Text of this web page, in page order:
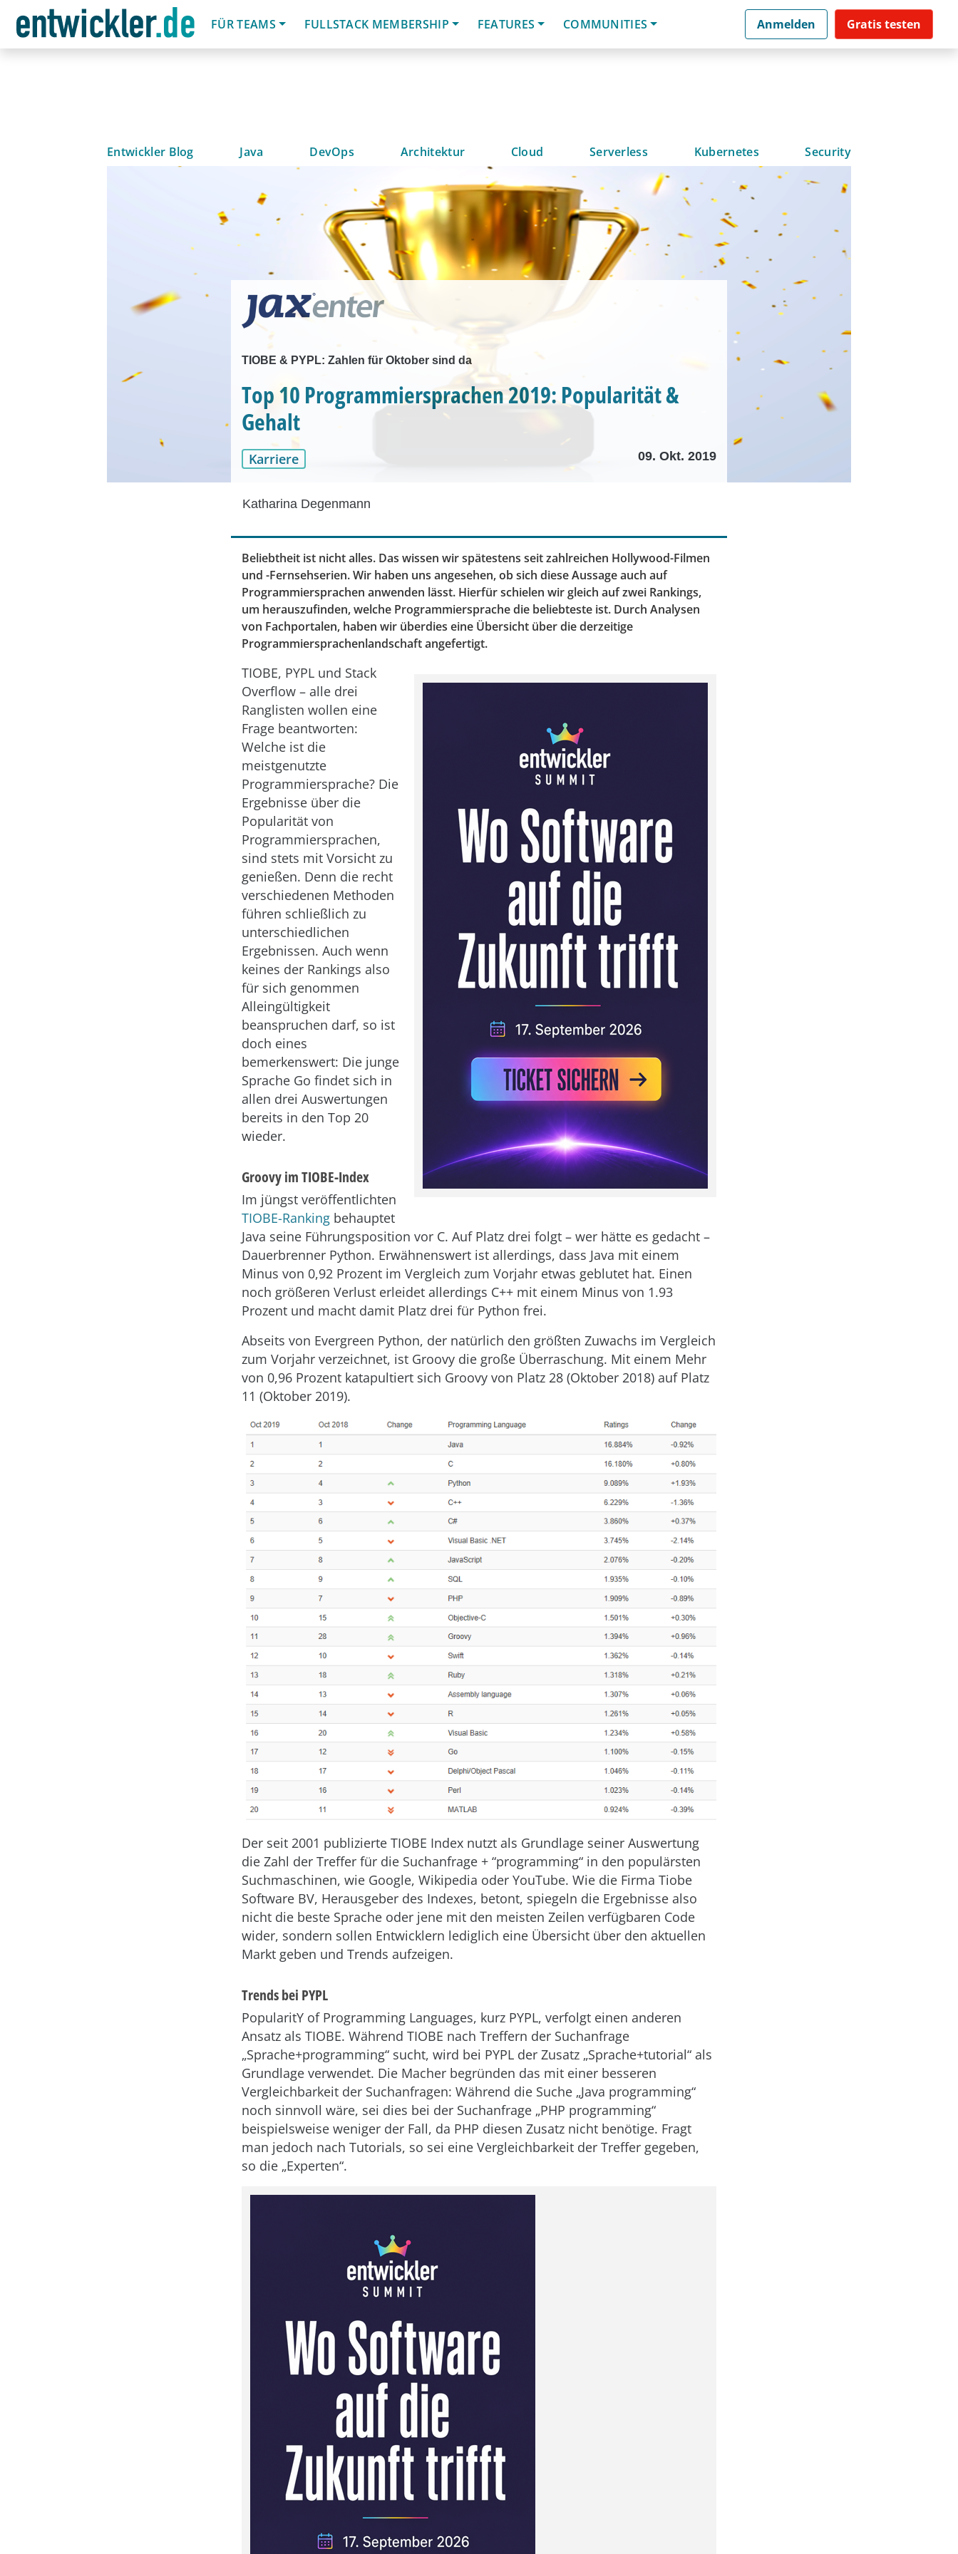
FÜR TEAMS
FULLSTACK MEMBERSHIP FEATURES COMMUNITIES Anmelden Gratis testen
Entwickler Blog Java DevOps Architektur Cloud Serverless Kubernetes Security
TIOBE & PYPL: Zahlen für Oktober sind da
Top 10 Programmiersprachen 2019: Popularität &
Gehalt
Karriere 09. Okt. 2019
Katharina Degenmann
Beliebtheit ist nicht alles. Das wissen wir spätestens seit zahlreichen Hollywood-Filmen
und -Fernsehserien. Wir haben uns angesehen, ob sich diese Aussage auch auf
Programmiersprachen anwenden lässt. Hierfür schielen wir gleich auf zwei Rankings,
um herauszufinden, welche Programmiersprache die beliebteste ist. Durch Analysen
von Fachportalen, haben wir überdies eine Übersicht über die derzeitige
Programmiersprachenlandschaft angefertigt.
TIOBE, PYPL und Stack
Overflow – alle drei
Ranglisten wollen eine
Frage beantworten:
Welche ist die
meistgenutzte
Programmiersprache? Die
Ergebnisse über die
Popularität von
Programmiersprachen,
sind stets mit Vorsicht zu
genießen. Denn die recht
verschiedenen Methoden
führen schließlich zu
unterschiedlichen
Ergebnissen. Auch wenn
keines der Rankings also
für sich genommen
Alleingültigkeit
beanspruchen darf, so ist
doch eines
bemerkenswert: Die junge
Sprache Go findet sich in
allen drei Auswertungen
bereits in den Top 20
wieder.
Groovy im TIOBE-Index
Im jüngst veröffentlichten
TIOBE-Ranking behauptet
Java seine Führungsposition vor C. Auf Platz drei folgt – wer hätte es gedacht –
Dauerbrenner Python. Erwähnenswert ist allerdings, dass Java mit einem
Minus von 0,92 Prozent im Vergleich zum Vorjahr etwas geblutet hat. Einen
noch größeren Verlust erleidet allerdings C++ mit einem Minus von 1.93
Prozent und macht damit Platz drei für Python frei.
Abseits von Evergreen Python, der natürlich den größten Zuwachs im Vergleich
zum Vorjahr verzeichnet, ist Groovy die große Überraschung. Mit einem Mehr
von 0,96 Prozent katapultiert sich Groovy von Platz 28 (Oktober 2018) auf Platz
11 (Oktober 2019).
Der seit 2001 publizierte TIOBE Index nutzt als Grundlage seiner Auswertung
die Zahl der Treffer für die Suchanfrage + “programming“ in den populärsten
Suchmaschinen, wie Google, Wikipedia oder YouTube. Wie die Firma Tiobe
Software BV, Herausgeber des Indexes, betont, spiegeln die Ergebnisse also
nicht die beste Sprache oder jene mit den meisten Zeilen verfügbaren Code
wider, sondern sollen Entwicklern lediglich eine Übersicht über den aktuellen
Markt geben und Trends aufzeigen.
Trends bei PYPL
PopularitY of Programming Languages, kurz PYPL, verfolgt einen anderen
Ansatz als TIOBE. Während TIOBE nach Treffern der Suchanfrage
„Sprache+programming“ sucht, wird bei PYPL der Zusatz „Sprache+tutorial“ als
Grundlage verwendet. Die Macher begründen das mit einer besseren
Vergleichbarkeit der Suchanfragen: Während die Suche „Java programming“
noch sinnvoll wäre, sei dies bei der Suchanfrage „PHP programming“
beispielsweise weniger der Fall, da PHP diesen Zusatz nicht benötige. Fragt
man jedoch nach Tutorials, so sei eine Vergleichbarkeit der Treffer gegeben,
so die „Experten“.